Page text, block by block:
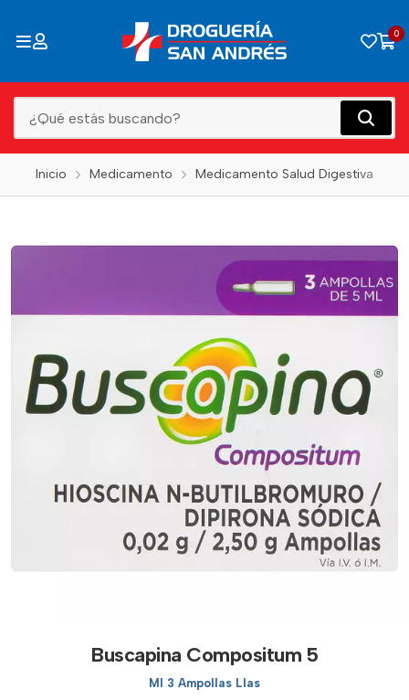
0
Inicio Medicamento Medicamento Salud Digestiva
Buscapina Compositum 5
Ml 3 Ampollas Llas